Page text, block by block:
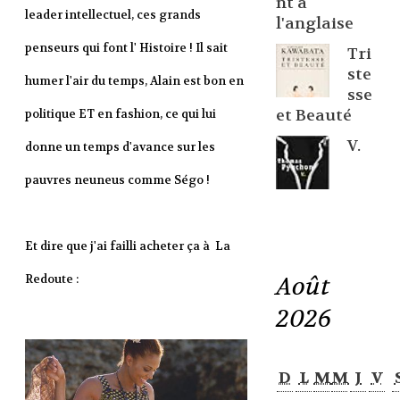
leader intellectuel, ces grands
penseurs qui font l' Histoire ! Il sait
humer l'air du temps, Alain est bon en
politique ET en fashion, ce qui lui
donne un temps d'avance sur les
pauvres neuneus comme Ségo !
Et dire que j'ai failli acheter ça à La
Redoute :
l'anglaise
Tri
ste
sse
et Beauté
V.
Août
2026
D L MM J V